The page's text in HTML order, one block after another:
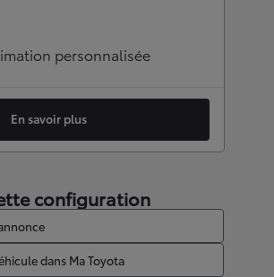
personnalisée
En savoir plus
configuration
dans Ma Toyota